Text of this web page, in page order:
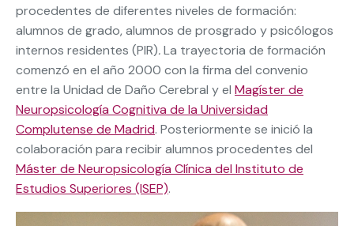
procedentes de diferentes niveles de formación:
alumnos de grado, alumnos de prosgrado y psicólogos
internos residentes (PIR).La trayectoria de formación
comenzó en el año 2000 con la firma del convenio
entre la Unidad de Daño Cerebral y el Magíster de
Neuropsicología Cognitiva de la Universidad
Complutense de Madrid. Posteriormente se inició la
colaboración para recibir alumnos procedentes del
Máster de Neuropsicología Clínica del Instituto de
Estudios Superiores (ISEP).